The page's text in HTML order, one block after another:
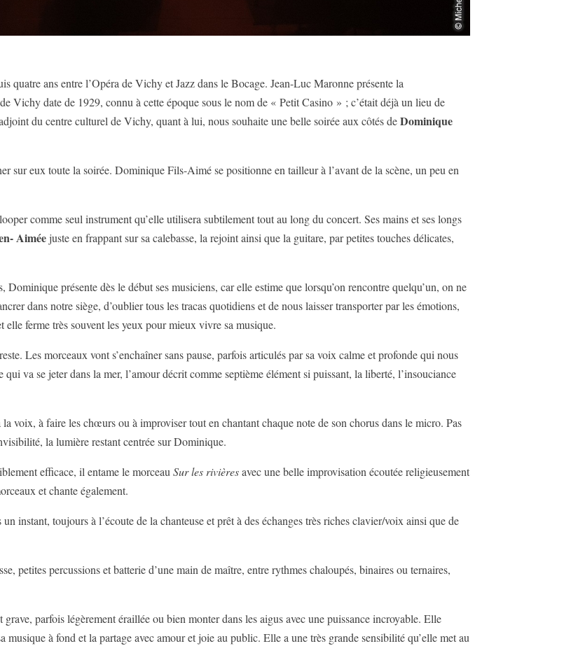
quatre ans entre l’Opéra de Vichy et Jazz dans le Bocage. Jean-Luc Maronne présente la
Vichy date de 1929, connu à cette époque sous le nom de « Petit Casino » ; c’était déjà un lieu de
du centre culturel de Vichy, quant à lui, nous souhaite une belle soirée aux côtés deDominique
sur eux toute la soirée. Dominique Fils-Aimé se positionne en tailleur à l’avant de la scène, un peu en
comme seul instrument qu’elle utilisera subtilement tout au long du concert. Ses mains et ses longs
Aimée juste en frappant sur sa calebasse, la rejoint ainsi que la guitare, par petites touches délicates,
présente dès le début ses musiciens, car elle estime que lorsqu’on rencontre quelqu’un, on ne
dans notre siège, d’oublier tous les tracas quotidiens et de nous laisser transporter par les émotions,
elle ferme très souvent les yeux pour mieux vivre sa musique.
Les morceaux vont s’enchaîner sans pause, parfois articulés par sa voix calme et profonde qui nous
va se jeter dans la mer, l’amour décrit comme septième élément si puissant, la liberté, l’insouciance
voix, à faire les chœurs ou à improviser tout en chantant chaque note de son chorus dans le micro. Pas
la lumière restant centrée sur Dominique.
efficace, il entame le morceauSur les rivièresavec une belle improvisation écoutée religieusement
et chante également.
un instant, toujours à l’écoute de la chanteuse et prêt à des échanges très riches clavier/voix ainsi que de
petites percussions et batterie d’une main de maître, entre rythmes chaloupés, binaires ou ternaires,
parfois légèrement éraillée ou bien monter dans les aigus avec une puissance incroyable. Elle
musique à fond et la partage avec amour et joie au public. Elle a une très grande sensibilité qu’elle met au